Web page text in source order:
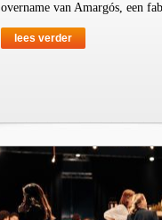
overname van Amargós, een
lees verder